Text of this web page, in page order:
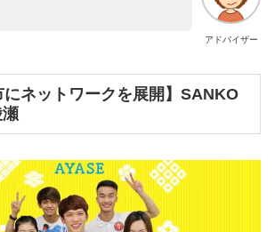
アドバイザー
にネットワークを展開】SANKO